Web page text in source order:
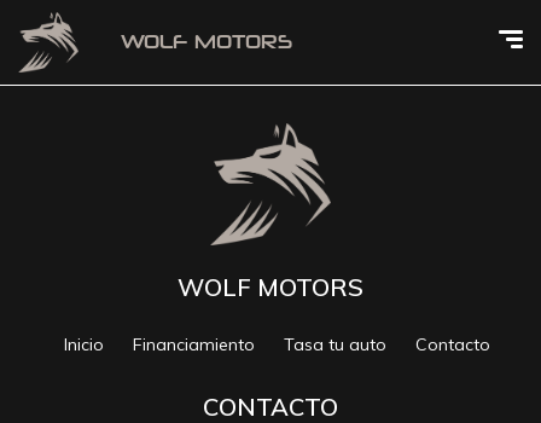
WOLF MOTORS
Inicio Financiamiento Tasa tu auto Contacto
CONTACTO